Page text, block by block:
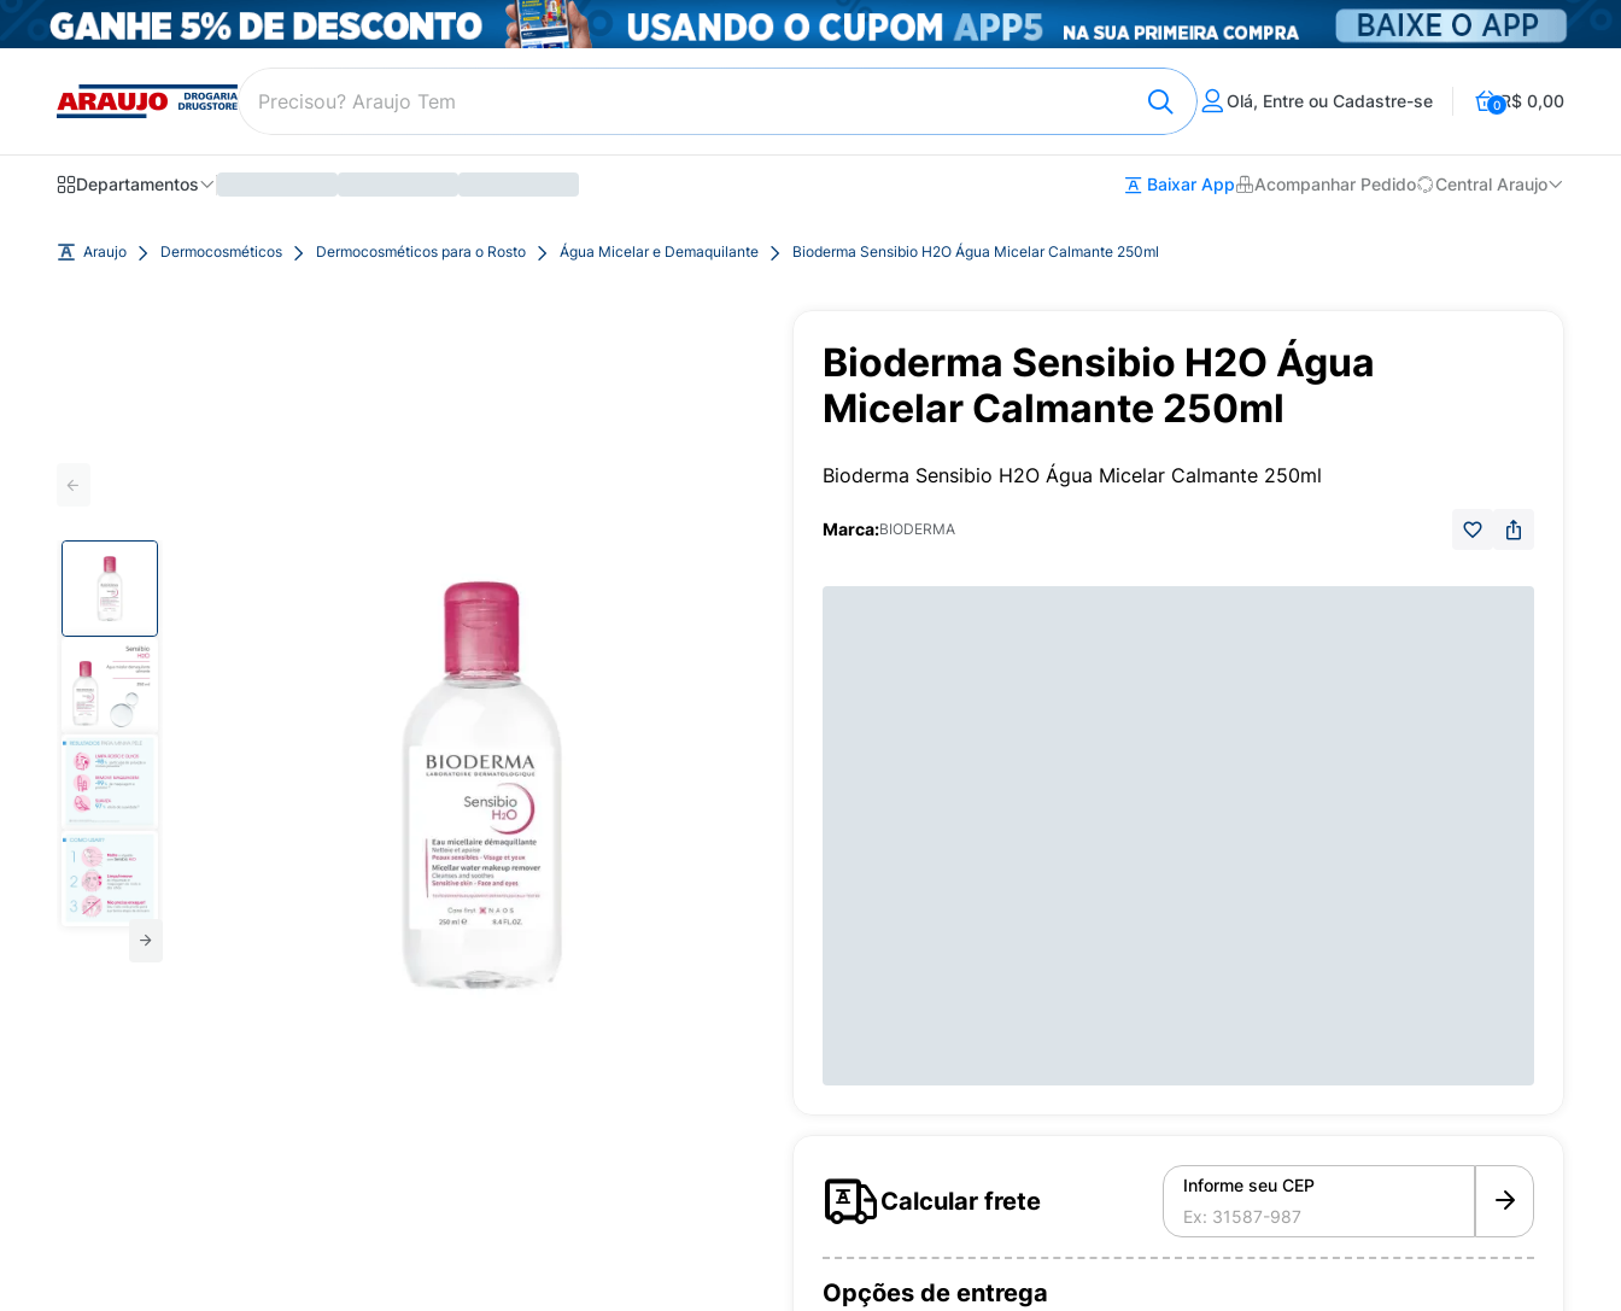
Olá, Entre ou Cadastre-se 0R$ 0,00
Departamentos Baixar App Acompanhar Pedido Central Araujo
Araujo Dermocosméticos Dermocosméticos para o Rosto Água Micelar e Demaquilante Bioderma Sensibio H2O Água Micelar Calmante 250ml
Bioderma Sensibio H2O Água
Micelar Calmante 250ml
Bioderma Sensibio H2O Água Micelar Calmante 250ml
Marca:BIODERMA
Calcular frete
Informe seu CEP
Opções de entrega